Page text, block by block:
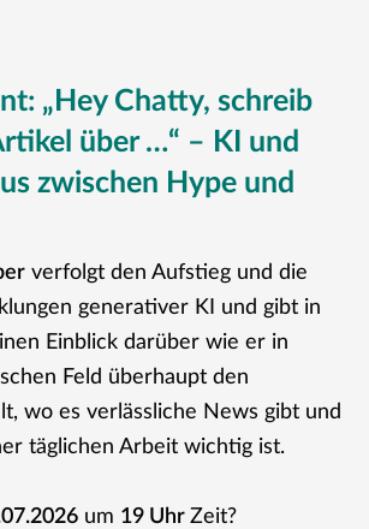
„Hey Chatty, schreib
über …“ – KI und
zwischen Hype und
verfolgt den Aufstieg und die
generativer KI und gibt in
Einblick darüber wie er in
Feld überhaupt den
wo es verlässliche News gibt und
täglichen Arbeit wichtig ist.
um 19 UhrZeit?